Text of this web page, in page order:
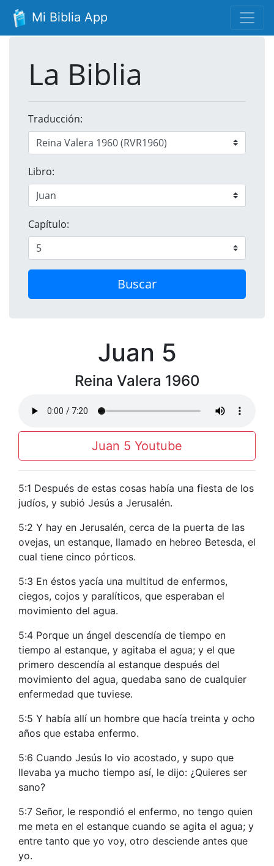
Mi Biblia App
La Biblia
Traducción:
Libro:
Capítulo:
Buscar
Juan 5
Reina Valera 1960
Juan 5 Youtube
5:1 Después de estas cosas había una fiesta de los
judíos, y subió Jesús a Jerusalén.
5:2 Y hay en Jerusalén, cerca de la puerta de las
ovejas, un estanque, llamado en hebreo Betesda, el
cual tiene cinco pórticos.
5:3 En éstos yacía una multitud de enfermos,
ciegos, cojos y paralíticos, que esperaban el
movimiento del agua.
5:4 Porque un ángel descendía de tiempo en
tiempo al estanque, y agitaba el agua; y el que
primero descendía al estanque después del
movimiento del agua, quedaba sano de cualquier
enfermedad que tuviese.
5:5 Y había allí un hombre que hacía treinta y ocho
años que estaba enfermo.
5:6 Cuando Jesús lo vio acostado, y supo que
llevaba ya mucho tiempo así, le dijo: ¿Quieres ser
sano?
5:7 Señor, le respondió el enfermo, no tengo quien
me meta en el estanque cuando se agita el agua; y
entre tanto que yo voy, otro desciende antes que
yo.